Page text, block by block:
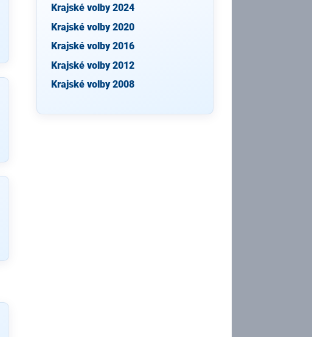
Krajské volby 2024
Krajské volby 2020
Krajské volby 2016
Krajské volby 2012
Krajské volby 2008